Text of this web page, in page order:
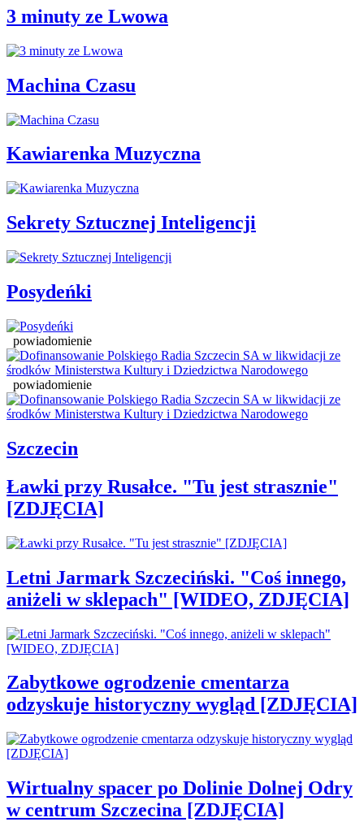
3 minuty ze Lwowa
Machina Czasu
Kawiarenka Muzyczna
Sekrety Sztucznej Inteligencji
Posydeńki
powiadomienie
powiadomienie
Szczecin
Ławki przy Rusałce. "Tu jest strasznie"
[ZDJĘCIA]
Letni Jarmark Szczeciński. "Coś innego,
aniżeli w sklepach" [WIDEO, ZDJĘCIA]
Zabytkowe ogrodzenie cmentarza
odzyskuje historyczny wygląd [ZDJĘCIA]
Wirtualny spacer po Dolinie Dolnej Odry
w centrum Szczecina [ZDJĘCIA]